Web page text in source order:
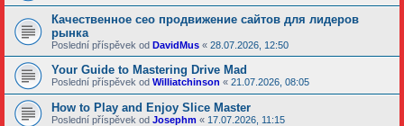
Качественное сео продвижение сайтов для лидеров
рынка
Poslední příspěvek od DavidMus « 28.07.2026, 12:50
Your Guide to Mastering Drive Mad
Poslední příspěvek od Williatchinson « 21.07.2026, 08:05
How to Play and Enjoy Slice Master
Poslední příspěvek od Josephm « 17.07.2026, 11:15